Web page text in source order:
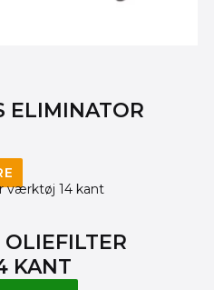
ELIMINATOR
OLIEFILTER
KANT